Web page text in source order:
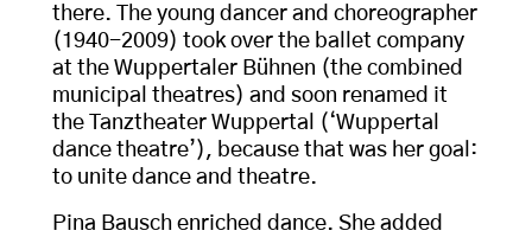
there. The young dancer and choreographer
(1940-2009) took over the ballet company
at the Wuppertaler Bühnen (the combined
municipal theatres) and soon renamed it
the Tanztheater Wuppertal (‘Wuppertal
dance theatre’), because that was her goal:
to unite dance and theatre.
Pina Bausch enriched dance. She added